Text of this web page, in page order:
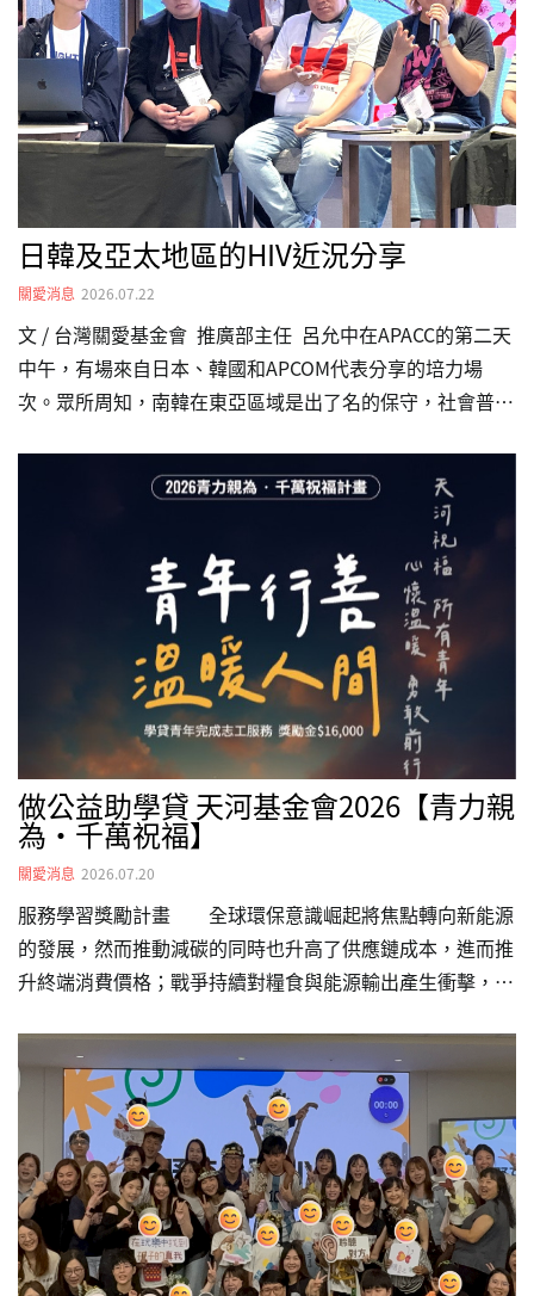
基本的生存權利。在台灣關愛基金會受助的孩子中，現年3
歲的印尼籍男孩「海軍」（化名）便是典型個案。海軍媽媽
懷胎時，父親已被遣返回國，身為失聯移工的她，在印尼家
鄉仍有年邁父母需撫養，經濟壓力極其沉重。求助無援之
際…
日韓及亞太地區的HIV近況分享
關愛消息 2026.07.22
文 / 台灣關愛基金會 推廣部主任 呂允中在APACC的第二天
中午，有場來自日本、韓國和APCOM代表分享的培力場
次。眾所周知，南韓在東亞區域是出了名的保守，社會普遍
力。南韓的非營利組織 LOVE4ONE代表Park
SeJun（Tony）分享道，根據韓國疾病管理廳2023年的調
查，97%民眾對HIV持有負面觀感。感染者承受嚴重的心理
壓力，憂鬱傾向（34.8%）相較一般人高出三倍，具輕生念
頭更是一般人口的15.6倍。數據表現出南韓社會的偏見成為
了自我傷害，成為憂鬱症和治療效果不佳的主因。…
做公益助學貸 天河基金會2026【青力親
為·千萬祝福】
關愛消息 2026.07.20
服務學習獎勵計畫 全球環保意識崛起將焦點轉向新能源
的發展，然而推動減碳的同時也升高了供應鏈成本，進而推
升終端消費價格；戰爭持續對糧食與能源輸出產生衝擊，地
通貨膨脹熱度不減，而台灣亦難除外。 對於年輕學子及
社會新鮮人而言，在扣除學貸、房租及高物價的日常支出
後，若欲提升生活質量及增進專業能力，實在難有餘裕。因
此，為減輕青年的經濟壓力，天河基金會自 2019 年開辦
「青力親為.千萬祝福」服務學習獎勵計畫，鼓勵須負擔學
貸、不放棄理想的大專生及社會新鮮人，在辛勤求學、工作
之際，仍不忘付出時間與心力，投入公益、關懷弱勢。細計
畫說明：https：//…